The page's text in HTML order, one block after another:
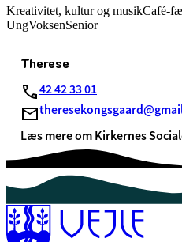
Kreativitet, kultur og musikCafé-
UngVoksenSenior
Therese
42 42 33 01
Læs mere om Kirkernes